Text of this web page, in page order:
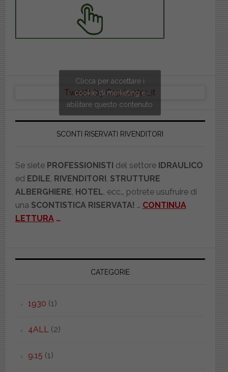
Tweets by Copriwater_it
Clicca per accettare i
cookie di marketing e
abilitare questo contenuto
SCONTI RISERVATI RIVENDITORI
Se siete PROFESSIONISTI del settore IDRAULICO
ed EDILE RIVENDITORI STRUTTURE
ALBERGHIERE HOTEL , ecc… potrete usufruire di
una SCONTISTICA RISERVATA! … CONTINUA
LETTURA …
CATEGORIE
1930 (1)
4ALL (2)
9.15 (1)